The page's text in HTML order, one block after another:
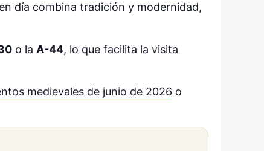
día combina tradición y modernidad,
o la A-44, lo que facilita la visita
medievales de junio de 2026 o